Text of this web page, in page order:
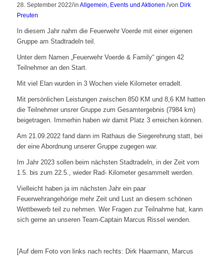
28. September 2022/in Allgemein Events und Aktionen /von Dirk
Preuten
In diesem Jahr nahm die Feuerwehr Voerde mit einer eigenen
Gruppe am Stadtradeln teil.
Unter dem Namen „Feuerwehr Voerde & Family“ gingen 42
Teilnehmer an den Start.
Mit viel Elan wurden in 3 Wochen viele Kilometer erradelt.
Mit persönlichen Leistungen zwischen 850 KM und 8,6 KM hatten
die Teilnehmer unsrer Gruppe zum Gesamtergebnis (7984 km)
beigetragen. Immerhin haben wir damit Platz 3 erreichen können.
Am 21.09.2022 fand dann im Rathaus die Siegerehrung statt, bei
der eine Abordnung unserer Gruppe zugegen war.
Im Jahr 2023 sollen beim nächsten Stadtradeln, in der Zeit vom
1.5. bis zum 22.5., wieder Rad- Kilometer gesammelt werden.
Vielleicht haben ja im nächsten Jahr ein paar
Feuerwehrangehörige mehr Zeit und Lust an diesem schönen
Wettbewerb teil zu nehmen. Wer Fragen zur Teilnahme hat, kann
sich gerne an unseren Team-Captain Marcus Rissel wenden.
[Auf dem Foto von links nach rechts: Dirk Haarmann, Marcus